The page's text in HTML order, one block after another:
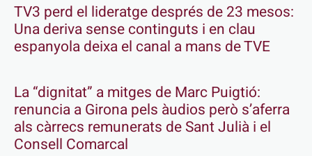
TV3 perd el lideratge després de 23 mesos:
Una deriva sense continguts i en clau
espanyola deixa el canal a mans de TVE
La “dignitat” a mitges de Marc Puigtió:
renuncia a Girona pels àudios però s’aferra
als càrrecs remunerats de Sant Julià i el
Consell Comarcal